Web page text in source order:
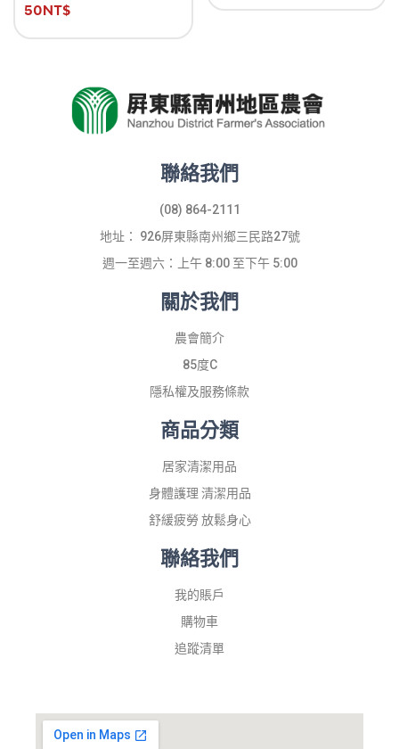
50NT$
聯絡我們
(08) 864-2111
地址： 926屏東縣南州鄉三民路27號
週一至週六：上午 8:00 至下午 5:00
關於我們
農會簡介
85度C
隱私權及服務條款
商品分類
居家清潔用品
身體護理 清潔用品
舒緩疲勞 放鬆身心
聯絡我們
我的賬戶
購物車
追蹤清單